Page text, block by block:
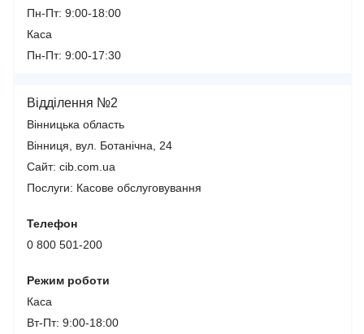
Пн-Пт: 9:00-18:00
Каса
Пн-Пт: 9:00-17:30
Відділення №2
Вінницька область
Вінниця, вул. Ботанічна, 24
Сайт: cib.com.ua
Послуги: Касове обслуговування
Телефон
0 800 501-200
Режим роботи
Каса
Вт-Пт: 9:00-18:00